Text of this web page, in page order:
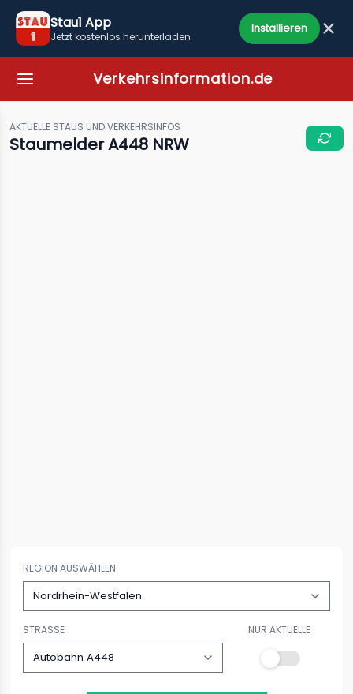
Stau1 App
Jetzt kostenlos herunterladen
Installieren
Verkehrsinformation.de
AKTUELLE STAUS UND VERKEHRSINFOS
Staumelder A448 NRW
REGION AUSWÄHLEN
STRASSE NUR AKTUELLE